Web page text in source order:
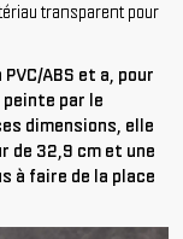
transparent pour
ABS et a, pour
par le
dimensions, elle
de 32,9 cm et une
à faire de la place